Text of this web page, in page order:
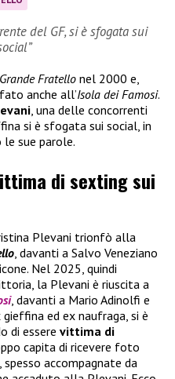
del GF, si è sfogata sui
Grande Fratello nel 2000 e,
anche all’Isola dei Famosi.
, una delle concorrenti
si è sfogata sui social, in
sue parole.
di sexting sui
Plevani trionfò alla
, davanti a Salvo Veneziano
Nel 2025, quindi
la Plevani è riuscita a
, davanti a Mario Adinolfi e
ed ex naufraga, si è
di essere vittima di
capita di ricevere foto
accompagnate da